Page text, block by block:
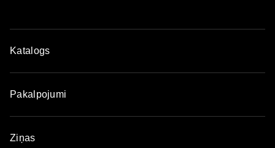
Katalogs
Pakalpojumi
Ziņas